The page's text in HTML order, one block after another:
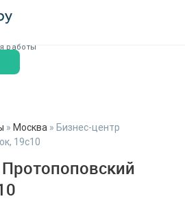
работы
» Москва » Бизнес-центр
19с10